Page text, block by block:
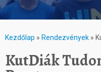
Kezdőlap » Rendezvények »
KutDiák